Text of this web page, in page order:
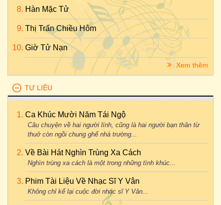
Hàn Mặc Tử
Thị Trấn Chiều Hôm
Giờ Tử Nạn
Xem thêm
TƯ LIỆU
Ca Khúc Mười Năm Tái Ngộ
Câu chuyện về hai người lính, cũng là hai người bạn thân từ
thuở còn ngồi chung ghế nhà trường...
Về Bài Hát Nghìn Trùng Xa Cách
Nghìn trùng xa cách là một trong những tình khúc...
Phim Tài Liệu Về Nhạc Sĩ Y Vân
Không chỉ kể lại cuộc đời nhạc sĩ Y Vân...